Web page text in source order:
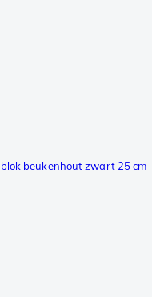
beukenhout zwart 25 cm